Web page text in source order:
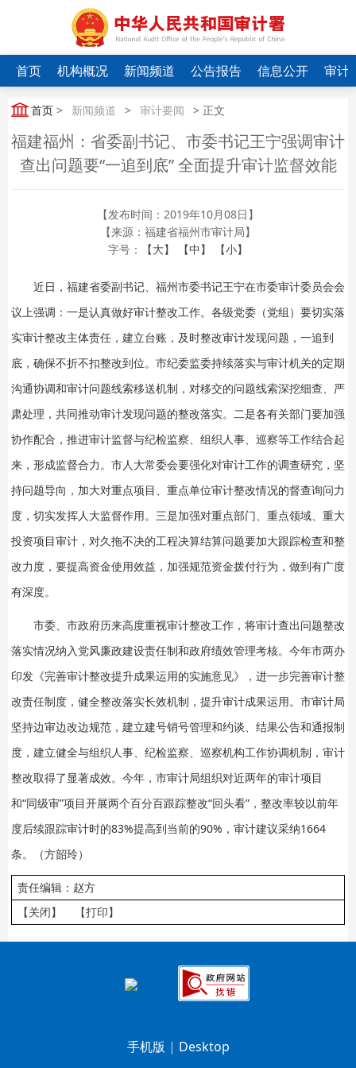
首页 机构概况 新闻频道 公告报告 信息公开 审计
首页 > 新闻频道 > 审计要闻 > 正文
福建福州：省委副书记、市委书记王宁强调审计
查出问题要“一追到底” 全面提升审计监督效能
【发布时间：2019年10月08日】
【来源：福建省福州市审计局】
字号：
【大】 【中】 【小】
近日，福建省委副书记、福州市委书记王宁在市委审计委员会会
议上强调：一是认真做好审计整改工作。各级党委（党组）要切实落
实审计整改主体责任，建立台账，及时整改审计发现问题，一追到
底，确保不折不扣整改到位。市纪委监委持续落实与审计机关的定期
沟通协调和审计问题线索移送机制，对移交的问题线索深挖细查、严
肃处理，共同推动审计发现问题的整改落实。二是各有关部门要加强
协作配合，推进审计监督与纪检监察、组织人事、巡察等工作结合起
来，形成监督合力。市人大常委会要强化对审计工作的调查研究，坚
持问题导向，加大对重点项目、重点单位审计整改情况的督查询问力
度，切实发挥人大监督作用。三是加强对重点部门、重点领域、重大
投资项目审计，对久拖不决的工程决算结算问题要加大跟踪检查和整
改力度，要提高资金使用效益，加强规范资金拨付行为，做到有广度
有深度。
市委、市政府历来高度重视审计整改工作，将审计查出问题整改
落实情况纳入党风廉政建设责任制和政府绩效管理考核。今年市两办
印发《完善审计整改提升成果运用的实施意见》，进一步完善审计整
改责任制度，健全整改落实长效机制，提升审计成果运用。市审计局
坚持边审边改边规范，建立建号销号管理和约谈、结果公告和通报制
度，建立健全与组织人事、纪检监察、巡察机构工作协调机制，审计
整改取得了显著成效。今年，市审计局组织对近两年的审计项目
和“同级审”项目开展两个百分百跟踪整改“回头看”，整改率较以前年
度后续跟踪审计时的83%提高到当前的90%，审计建议采纳1664
条。（方韶玲）
责任编辑：赵方
【关闭】
【打印】
手机版 | Desktop